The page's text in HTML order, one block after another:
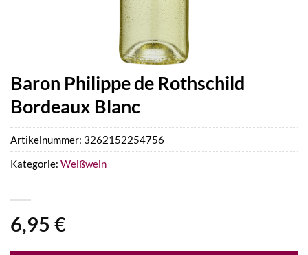
Baron Philippe de Rothschild
Bordeaux Blanc
6,95 €
Artikelnummer: 3262152254756
Kategorie: Weißwein